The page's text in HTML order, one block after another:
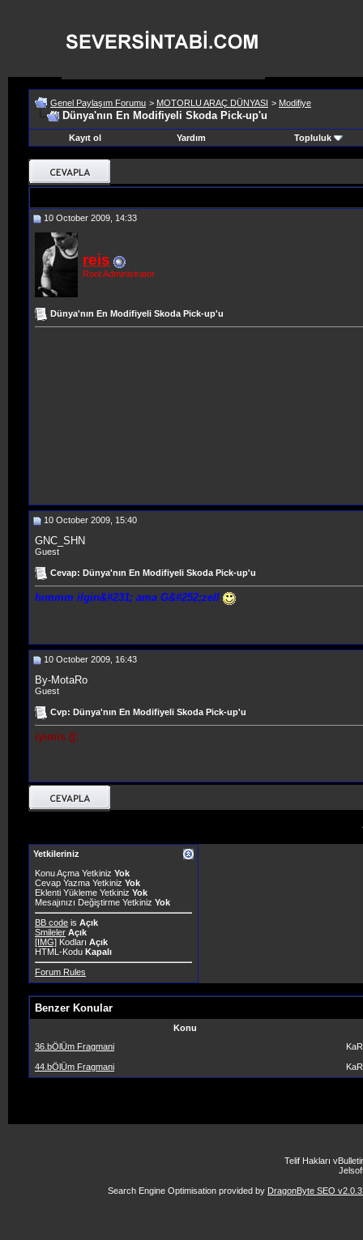
Genel Paylaşım Forumu > MOTORLU ARAÇ DÜNYASI > Modifiye
Dünya'nın En Modifiyeli Skoda Pick-up'u
Kayıt ol Yardım Topluluk
10 October 2009, 14:33
reis
Root Administrator
Dünya'nın En Modifiyeli Skoda Pick-up'u
10 October 2009, 15:40
GNC_SHN
Guest
Cevap: Dünya'nın En Modifiyeli Skoda Pick-up'u
hımmm ilgin&#231; ama G&#252;zell
10 October 2009, 16:43
By-MotaRo
Guest
Cvp: Dünya'nın En Modifiyeli Skoda Pick-up'u
iyimis ((:
Yetkileriniz
Konu Açma Yetkiniz Yok
Cevap Yazma Yetkiniz Yok
Eklenti Yükleme Yetkiniz Yok
Mesajınızı Değiştirme Yetkiniz Yok
BB code is Açık
Smileler Açık
[IMG] Kodları Açık
HTML-Kodu Kapalı
Forum Rules
Benzer Konular
Konu
36.bÖlÜm Fragmani
44.bÖlÜm Fragmani
Telif Hakları
Search Engine Optimisation provided by DragonByte SEO